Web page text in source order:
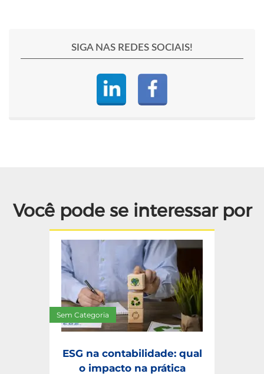
SIGA NAS REDES SOCIAIS!
Você pode se interessar por
Sem Categoria
ESG na contabilidade: qual
o impacto na prática